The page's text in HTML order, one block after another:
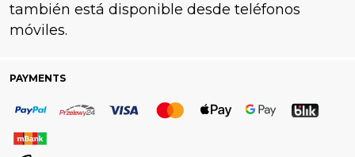
también está disponible desde teléfonos
móviles.
PAYMENTS